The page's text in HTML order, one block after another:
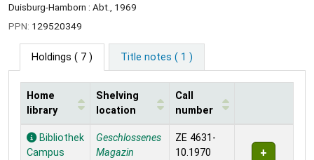
Duisburg-Hamborn : Abt., 1969
PPN: 129520349
Holdings ( 7 ) Title notes ( 1 )
Holdings
Home
library
Shelving
location
Call
number
Bibliothek
Campus
Geschlossenes
Magazin
ZE 4631-
10.1970